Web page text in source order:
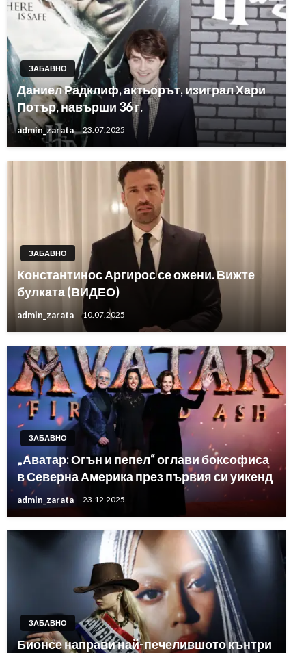
ЗАБАВНО
Даниел Радклиф, актьорът, изиграл Хари
Потър, навърши 36 г.
admin_zarata 23.07.2025
ЗАБАВНО
Константинос Аргирос се ожени. Вижте
булката (ВИДЕО)
admin_zarata 10.07.2025
ЗАБАВНО
„Аватар: Огън и пепел“ оглави боксофиса
в Северна Америка през първия си уикенд
admin_zarata 23.12.2025
ЗАБАВНО
Бионсе направи най-печелившото кънтри